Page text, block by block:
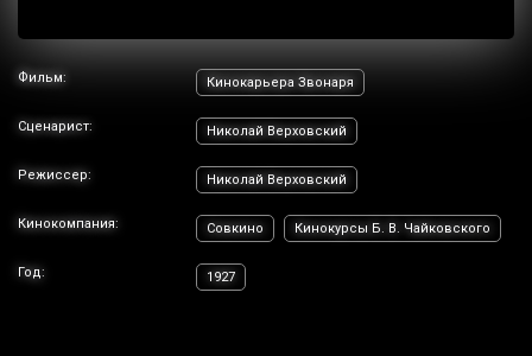
Фильм: Кинокарьера Звонаря
Сценарист: Николай Верховский
Режиссер: Николай Верховский
Кинокомпания: Совкино Кинокурсы Б. В. Чайковского
Год: 1927